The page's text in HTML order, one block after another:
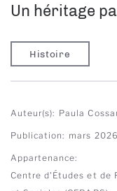
Un héritage
Histoire
Auteur(s) Paula
Publication mars 2026
Appartenance
Centre d'Études et de